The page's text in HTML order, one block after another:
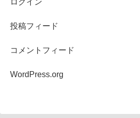
投稿フィード
コメントフィード
WordPress.org